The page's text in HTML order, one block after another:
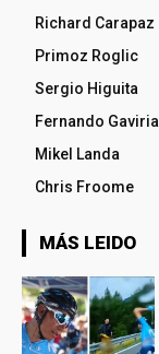
Richard Carapaz
Primoz Roglic
Sergio Higuita
Fernando Gaviria
Mikel Landa
Chris Froome
MÁS LEIDO